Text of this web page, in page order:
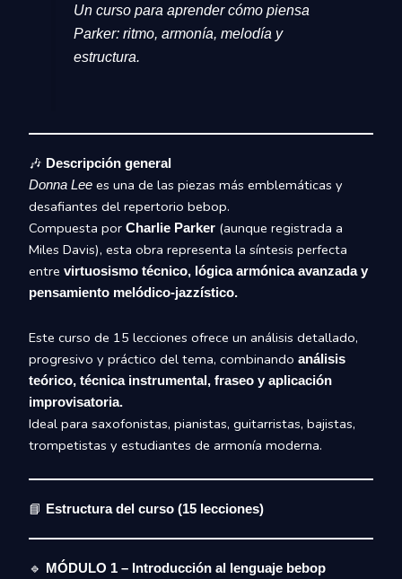
Un curso para aprender cómo piensa
Parker: ritmo, armonía, melodía y
estructura.
🎶 Descripción general
Donna Lee es una de las piezas más emblemáticas y
desafiantes del repertorio bebop.
Compuesta porCharlie Parker (aunque registrada a
Miles Davis), esta obra representa la síntesis perfecta
entrevirtuosismo técnico, lógica armónica avanzada y
pensamiento melódico-jazzístico.
Este curso de 15 lecciones ofrece un análisis detallado,
progresivo y práctico del tema, combinandoanálisis
teórico, técnica instrumental, fraseo y aplicación
improvisatoria.
Ideal para saxofonistas, pianistas, guitarristas, bajistas,
trompetistas y estudiantes de armonía moderna.
📘 Estructura del curso (15 lecciones)
🔹 MÓDULO 1 – Introducción al lenguaje bebop